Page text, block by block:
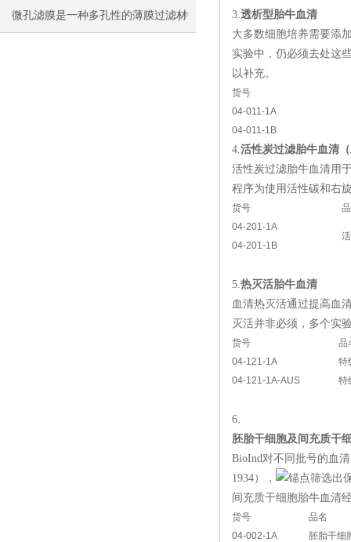
微孔滤膜是一种多孔性的薄膜过滤材 3.透析型胎牛血清
大多数细胞培养需要添
实验中，仍必须去处这
以补充。
货号
04-011-1A
04-011-1B
4.活性炭过滤胎牛血清
活性炭过滤胎牛血清用
程序为使用活性碳和右
货号
04-201-1A
04-201-1B
5.热灭活胎牛血清
血清热灭活通过提高血
灭活并非必须，多个实
货号
品
04-121-1A
特
04-121-1A-AUS
特
6.
胚胎干细胞及间充质干
BioInd对不同批号的血
1934），
筛选出
间充质干细胞胎牛血清
货号
品名
04-002-1A
胚胎干细